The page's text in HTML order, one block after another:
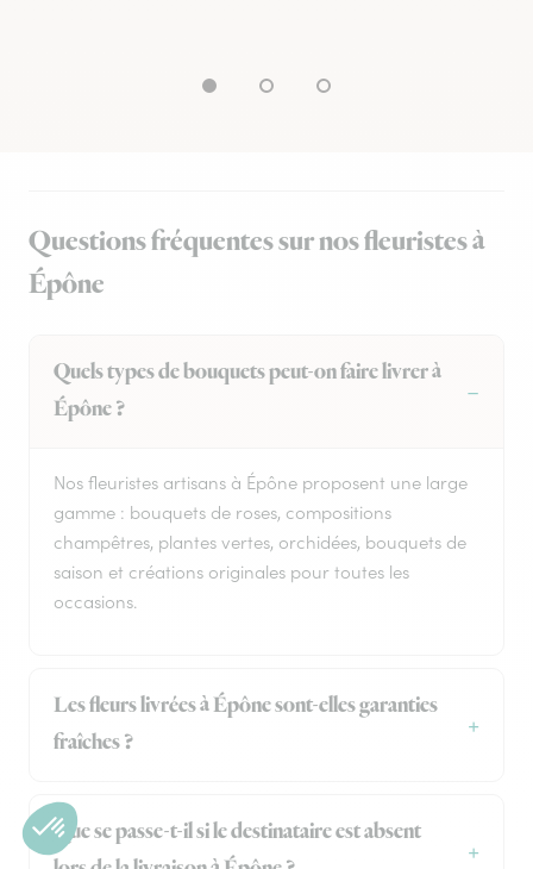
Questions fréquentes sur nos fleuristes à
Épône
Quels types de bouquets peut-on faire livrer à
Épône ?
Nos fleuristes artisans à Épône proposent une large
gamme : bouquets de roses, compositions
champêtres, plantes vertes, orchidées, bouquets de
saison et créations originales pour toutes les
occasions.
Les fleurs livrées à Épône sont-elles garanties
fraîches ?
Que se passe-t-il si le destinataire est absent